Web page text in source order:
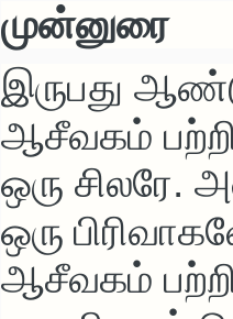
முன்னுரை
இருபது
ஆசீவகம்
ஒரு
ஒரு
ஆசீவகம்